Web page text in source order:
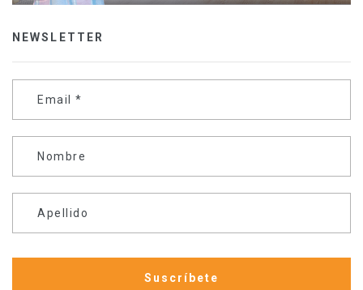
NEWSLETTER
Email *
Nombre
Apellido